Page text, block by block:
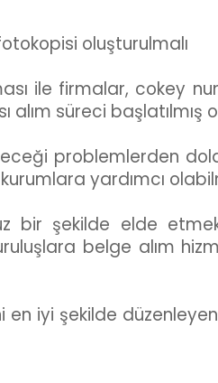
oluşturulmalı
ile firmalar, cokey
alım süreci başlatılmış
problemlerden
yardımcı
bir şekilde elde
belge alım
en iyi şekilde düzenleyen